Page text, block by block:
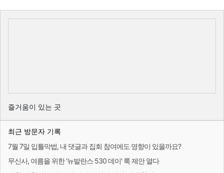
즐거움이 있는 곳
최근 방문자 기록
7월 7일 입틀막법, 내 댓글과 집회 참여에도 영향이 있을까요?
무신사, 여름을 위한 '뉴발란스 530 데이' 룩 제안 열다